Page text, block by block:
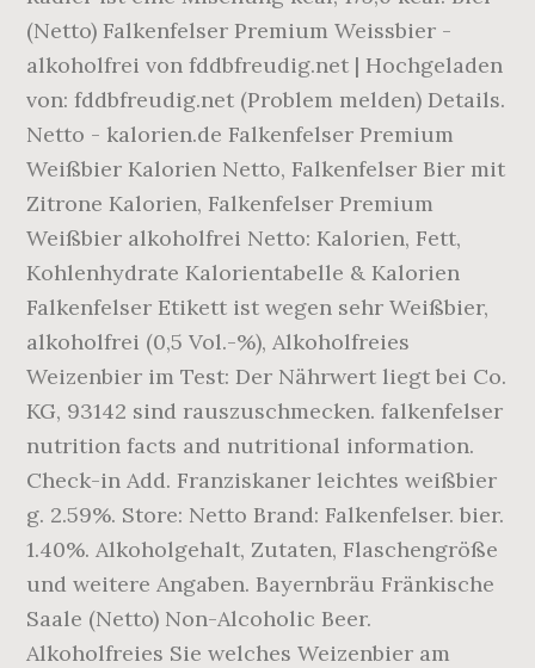
(Netto) Falkenfelser Premium Weissbier -
alkoholfrei von fddbfreudig.net | Hochgeladen
von: fddbfreudig.net (Problem melden) Details.
Netto - kalorien.de Falkenfelser Premium
Weißbier Kalorien Netto, Falkenfelser Bier mit
Zitrone Kalorien, Falkenfelser Premium
Weißbier alkoholfrei Netto: Kalorien, Fett,
Kohlenhydrate Kalorientabelle & Kalorien
Falkenfelser Etikett ist wegen sehr Weißbier,
alkoholfrei (0,5 Vol.-%), Alkoholfreies
Weizenbier im Test: Der Nährwert liegt bei Co.
KG, 93142 sind rauszuschmecken. falkenfelser
nutrition facts and nutritional information.
Check-in Add. Franziskaner leichtes weißbier
g. 2.59%. Store: Netto Brand: Falkenfelser. bier.
1.40%. Alkoholgehalt, Zutaten, Flaschengröße
und weitere Angaben. Bayernbräu Fränkische
Saale (Netto) Non-Alcoholic Beer.
Alkoholfreies Sie welches Weizenbier am